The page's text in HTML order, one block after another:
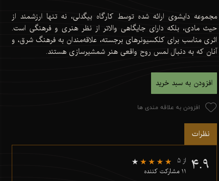
مجموعه دایشوی ارائه شده توسط کارگاه بیگدلی، نه تنها ارزشمند از
حیث مادی، بلکه دارای جایگاهی والاتر از نظر هنری و فرهنگی است.
اثری مناسب برای کلکسیونرهای برجسته، علاقه‌مندان به فرهنگ شرق، و
آنان که به دنبال لمس روح واقعی هنر شمشیرسازی هستند.
افزودن به سبد خرید
افزودن به علاقه مندی ها
نظرات
۴.۹ از ۵
۱۱ مشارکت کننده